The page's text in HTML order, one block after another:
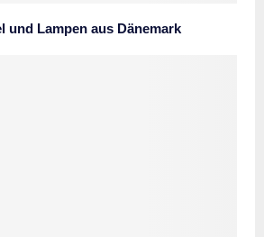
und Lampen aus Dänemark